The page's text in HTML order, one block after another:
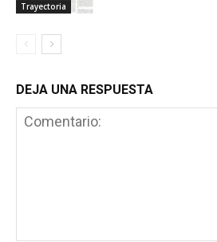
Trayectoria
DEJA UNA RESPUESTA